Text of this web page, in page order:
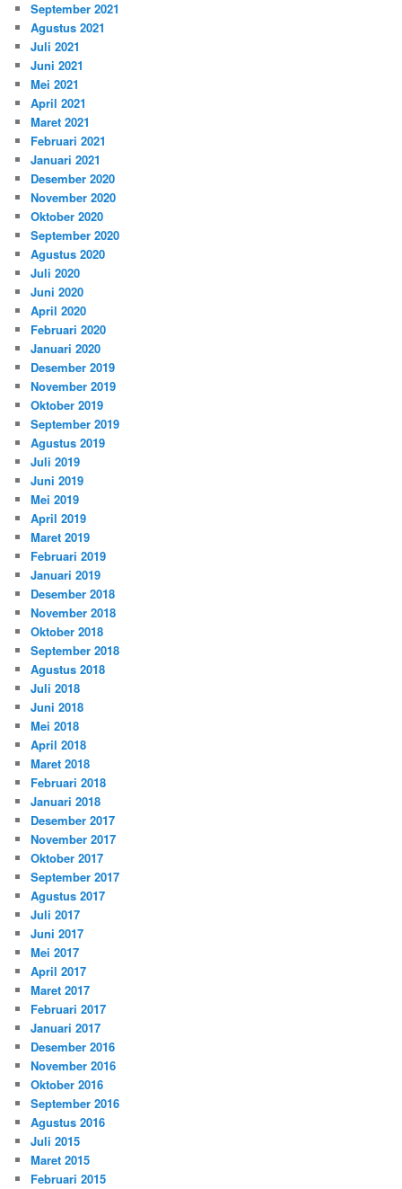
September 2021
Agustus 2021
Juli 2021
Juni 2021
Mei 2021
April 2021
Maret 2021
Februari 2021
Januari 2021
Desember 2020
November 2020
Oktober 2020
September 2020
Agustus 2020
Juli 2020
Juni 2020
April 2020
Februari 2020
Januari 2020
Desember 2019
November 2019
Oktober 2019
September 2019
Agustus 2019
Juli 2019
Juni 2019
Mei 2019
April 2019
Maret 2019
Februari 2019
Januari 2019
Desember 2018
November 2018
Oktober 2018
September 2018
Agustus 2018
Juli 2018
Juni 2018
Mei 2018
April 2018
Maret 2018
Februari 2018
Januari 2018
Desember 2017
November 2017
Oktober 2017
September 2017
Agustus 2017
Juli 2017
Juni 2017
Mei 2017
April 2017
Maret 2017
Februari 2017
Januari 2017
Desember 2016
November 2016
Oktober 2016
September 2016
Agustus 2016
Juli 2015
Maret 2015
Februari 2015